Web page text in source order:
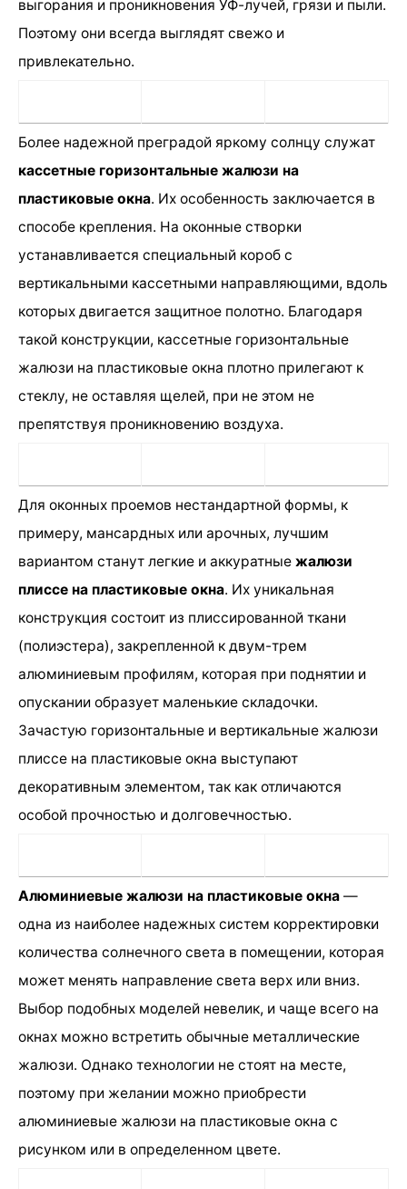
выгорания и проникновения УФ-лучей, грязи и пыли.
Поэтому они всегда выглядят свежо и
привлекательно.
Более надежной преградой яркому солнцу служат
кассетные горизонтальные жалюзи на
пластиковые окна. Их особенность заключается в
способе крепления. На оконные створки
устанавливается специальный короб с
вертикальными кассетными направляющими, вдоль
которых двигается защитное полотно. Благодаря
такой конструкции, кассетные горизонтальные
жалюзи на пластиковые окна плотно прилегают к
стеклу, не оставляя щелей, при не этом не
препятствуя проникновению воздуха.
Для оконных проемов нестандартной формы, к
примеру, мансардных или арочных, лучшим
вариантом станут легкие и аккуратные жалюзи
плиссе на пластиковые окна. Их уникальная
конструкция состоит из плиссированной ткани
(полиэстера), закрепленной к двум-трем
алюминиевым профилям, которая при поднятии и
опускании образует маленькие складочки.
Зачастую горизонтальные и вертикальные жалюзи
плиссе на пластиковые окна выступают
декоративным элементом, так как отличаются
особой прочностью и долговечностью.
Алюминиевые жалюзи на пластиковые окна —
одна из наиболее надежных систем корректировки
количества солнечного света в помещении, которая
может менять направление света верх или вниз.
Выбор подобных моделей невелик, и чаще всего на
окнах можно встретить обычные металлические
жалюзи. Однако технологии не стоят на месте,
поэтому при желании можно приобрести
алюминиевые жалюзи на пластиковые окна с
рисунком или в определенном цвете.